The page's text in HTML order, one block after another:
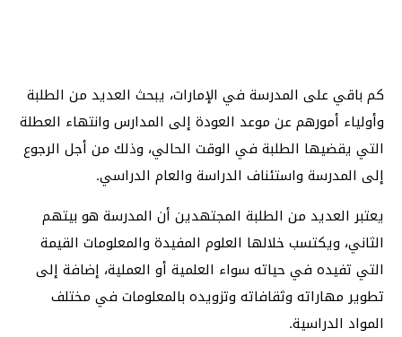
كم باقي على المدرسة في الإمارات، يبحث العديد من الطلبة
وأولياء أمورهم عن موعد العودة إلى المدارس وانتهاء العطلة
التي يقضيها الطلبة في الوقت الحالي، وذلك من أجل الرجوع
إلى المدرسة واستئناف الدراسة والعام الدراسي.
يعتبر العديد من الطلبة المجتهدين أن المدرسة هو بيتهم
الثاني، ويكتسب خلالها العلوم المفيدة والمعلومات القيمة
التي تفيده في حياته سواء العلمية أو العملية، إضافة إلى
تطوير مهاراته وثقافاته وتزويده بالمعلومات في مختلف
المواد الدراسية.